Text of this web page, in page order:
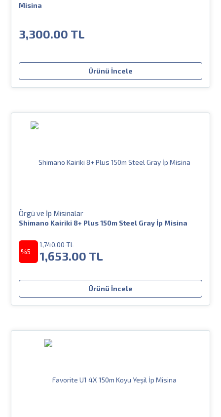
Misina
3,300.00 TL
Ürünü İncele
Örgü ve İp Misinalar
Shimano Kairiki 8+ Plus 150m Steel Gray İp Misina
%5
1,740.00 TL
1,653.00 TL
Ürünü İncele